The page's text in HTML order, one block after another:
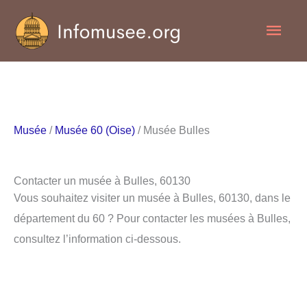
contenu
Musée / Musée 60 (Oise) / Musée Bulles
Contacter un musée à Bulles, 60130
Vous souhaitez visiter un musée à Bulles, 60130, dans le
département du 60 ? Pour contacter les musées à Bulles,
consultez l’information ci-dessous.